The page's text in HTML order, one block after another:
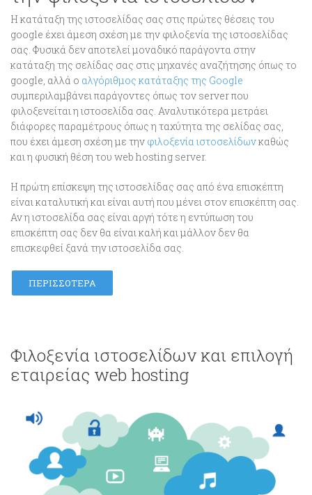
Η κατάταξη της ιστοσελίδας σας στις πρώτες θέσεις του
google έχει άμεση σχέση με την φιλοξενία της ιστοσελίδας
σας. Φυσικά δεν αποτελεί μοναδικό παράγοντα στην
κατάταξη της σελίδας σας στις μηχανές αναζήτησης όπως το
google, αλλά ο αλγόριθμος κατάταξης της Google
συμπεριλαμβάνει παράγοντες όπως τον server που
φιλοξενείται η ιστοσελίδα σας. Αναλυτικότερα μετράει
διάφορες παραμέτρους όπως η ταχύτητα της σελίδας σας,
που έχει άμεση σχέση με την φιλοξενία ιστοσελίδωνκαθώς
και η φυσική θέση του web hosting server.
Η πρώτη επίσκεψη της ιστοσελίδας σας από ένα επισκέπτη
είναι καταλυτική και είναι αυτή που μένει στον επισκέπτη σας.
Αν η ιστοσελίδα σας είναι αργή τότε η εντύπωση του
επισκέπτη σας δεν θα είναι καλή και μάλλον δεν θα
επισκεφθεί ξανά την ιστοσελίδα σας.
ΠΕΡΙΣΣΌΤΕΡΑ
Φιλοξενία ιστοσελίδων και επιλογή
εταιρείας web hosting